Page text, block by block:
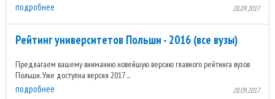
подробнее 28.09.2017
Рейтинг университетов Польши - 2016 (все вузы)
Предлагаем вашему вниманию новейшую версию главного рейтинга вузов
Польши. Уже доступна версия 2017 ...
подробнее 28.09.2017